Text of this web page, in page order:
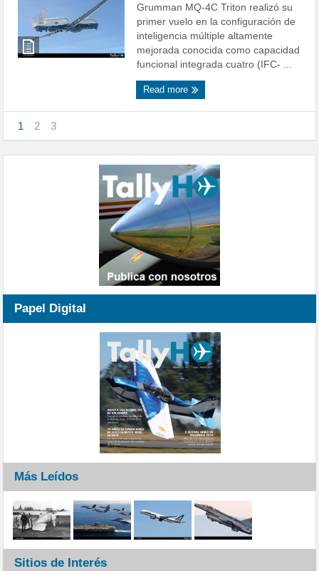
Grumman MQ-4C Triton realizó su
primer vuelo en la configuración de
inteligencia múltiple altamente
mejorada conocida como capacidad
funcional integrada cuatro (IFC- ...
Read more
1 2 3
Papel Digital
Más Leídos
Sitios de Interés